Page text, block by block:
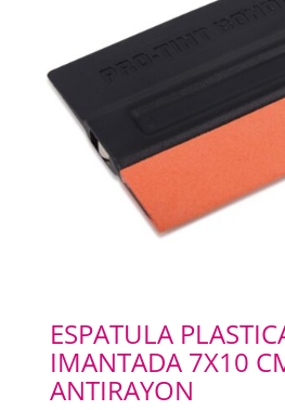
ESPATULA
IMANTADA 7X10
ANTIRAYON